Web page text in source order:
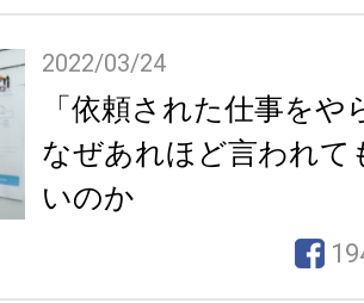
2022/03/24
「依頼された仕事を
なぜあれほど言われて
いのか